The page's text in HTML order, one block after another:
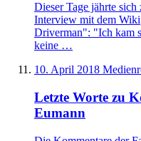
Dieser Tage jährte
Interview mit dem
Driverman": "Ich kam
keine …
10. April 2018
Letzte Worte zu
Eumann